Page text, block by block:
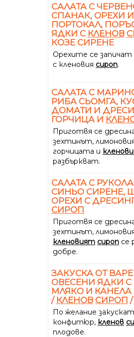
САЛАТА С
СПАНАК, ОРЕХИ
ПОРТОКАЛ,
ЯДКИ С КЛЕНОВ
КОЗЕ СИРЕНЕ
Орехите се запичат
с кленовия сироп.
САЛАТА С
РИБА СЬОМГА,
ДОМАТИ И
ГОРЧИЦА И
Приготвя се
зехтинът,
горчицата и
разбъркват.
САЛАТА С
СИНЬО СИРЕНЕ,
ОРЕХИ С
СИРОП
Приготвя се
зехтинът,
кленовият сироп се
добре.
ЗАКУСКА ОТ
ОВЕСЕНИ ЯДКИ С
МЛЯКО И
/ КЛЕНОВ СИРОП
По желание
конфитюр, кленов
плодове.